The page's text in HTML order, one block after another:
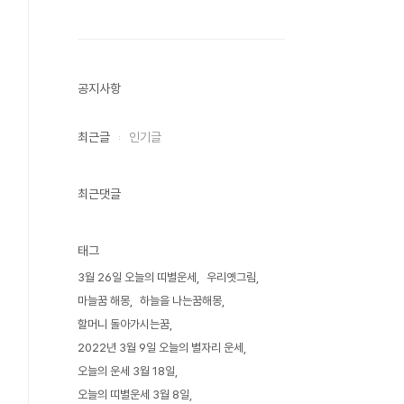
공지사항
최근글 인기글
최근댓글
태그
3월 26일 오늘의 띠별운세
우리옛그림
마늘꿈 해몽
하늘을 나는꿈해몽
할머니 돌아가시는꿈
2022년 3월 9일 오늘의 별자리 운세
오늘의 운세 3월 18일
오늘의 띠별운세 3월 8일